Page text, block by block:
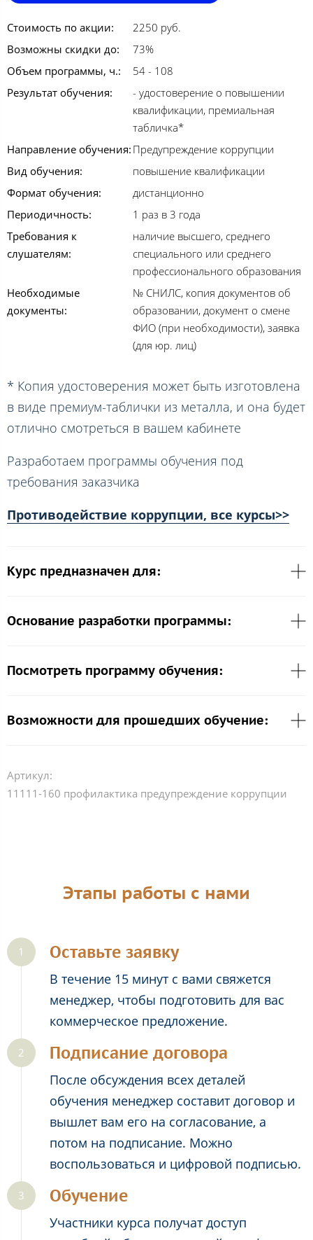
Стоимость по акции:
2250 руб.
Возможны скидки до:
73%
Объем программы, ч.:
54 - 108
Результат обучения:
- удостоверение о повышении
квалификации, премиальная
табличка*
Направление обучения: Предупреждение коррупции
Вид обучения:
повышение квалификации
Формат обучения:
дистанционно
Периодичность:
1 раз в 3 года
Требования к
слушателям:
наличие высшего, среднего
специального или среднего
профессионального образования
Необходимые
документы:
№ СНИЛС, копия документов об
образовании, документ о смене
ФИО (при необходимости), заявка
(для юр. лиц)
* Копия удостоверения может быть изготовлена
в виде премиум-таблички из металла, и она будет
отлично смотреться в вашем кабинете
Разработаем программы обучения под
требования заказчика
Противодействие коррупции, все курсы>>
Курс предназначен для:
Основание разработки программы:
Посмотреть программу обучения:
Возможности для прошедших обучение:
Артикул:
11111-160 профилактика предупреждение коррупции
Этапы работы с нами
Оставьте заявку
В течение 15 минут с вами свяжется
менеджер, чтобы подготовить для вас
коммерческое предложение.
Подписание договора
После обсуждения всех деталей
обучения менеджер составит договор и
вышлет вам его на согласование, а
потом на подписание. Можно
воспользоваться и цифровой подписью.
Обучение
Участники курса получат доступ